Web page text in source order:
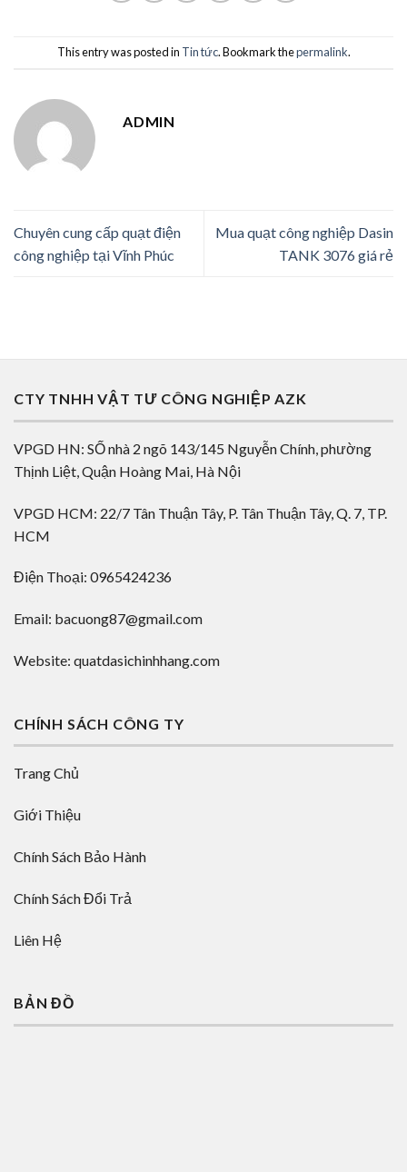
This entry was posted in Tin tức. Bookmark thepermalink.
ADMIN
Chuyên cung cấp quạt điện
công nghiệp tại Vĩnh Phúc
Mua quạt công nghiệp Dasin
TANK 3076 giá rẻ
CTY TNHH VẬT TƯ CÔNG NGHIỆP AZK
VPGD HN: SỐ nhà 2 ngõ 143/145 Nguyễn Chính, phường
Thịnh Liệt, Quận Hoàng Mai, Hà Nội
VPGD HCM: 22/7 Tân Thuận Tây, P. Tân Thuận Tây, Q. 7, TP.
HCM
Điện Thoại: 0965424236
Email: bacuong87@gmail.com
Website: quatdasichinhhang.com
CHÍNH SÁCH CÔNG TY
Trang Chủ
Giới Thiệu
Chính Sách Bảo Hành
Chính Sách Đổi Trả
Liên Hệ
BẢN ĐỒ